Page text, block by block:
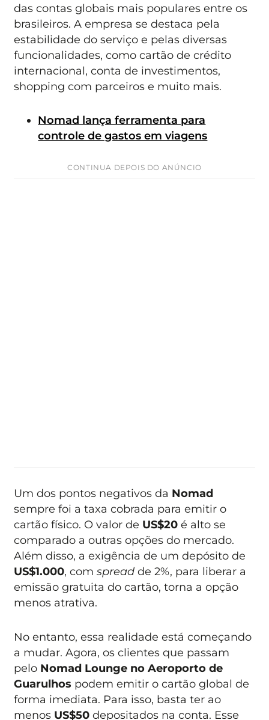
das contas globais mais populares entre os
brasileiros. A empresa se destaca pela
estabilidade do serviço e pelas diversas
funcionalidades, como cartão de crédito
internacional, conta de investimentos,
shopping com parceiros e muito mais.
Nomad lança ferramenta para
controle de gastos em viagens
CONTINUA DEPOIS DO ANÚNCIO
Um dos pontos negativos da Nomad
sempre foi a taxa cobrada para emitir o
cartão físico. O valor de US$20 é alto se
comparado a outras opções do mercado.
Além disso, a exigência de um depósito de
US$1.000, comspread de 2%, para liberar a
emissão gratuita do cartão, torna a opção
menos atrativa.
No entanto, essa realidade está começando
a mudar. Agora, os clientes que passam
pelo Nomad Lounge no Aeroporto de
Guarulhos podem emitir o cartão global de
forma imediata. Para isso, basta ter ao
menos US$50 depositados na conta. Esse